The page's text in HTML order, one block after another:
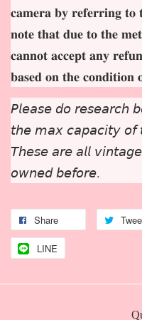
𝐜𝐚𝐦𝐞𝐫𝐚 𝐛𝐲 𝐫𝐞𝐟𝐞𝐫𝐫𝐢𝐧𝐠 𝐭𝐨
𝐧𝐨𝐭𝐞 𝐭𝐡𝐚𝐭 𝐝𝐮𝐞 𝐭𝐨 𝐭𝐡𝐞
𝐜𝐚𝐧𝐧𝐨𝐭 𝐚𝐜𝐜𝐞𝐩𝐭 𝐚𝐧𝐲
𝐛𝐚𝐬𝐞𝐝 𝐨𝐧 𝐭𝐡𝐞 𝐜𝐨𝐧𝐝𝐢𝐭𝐢𝐨𝐧
𝘗𝘭𝘦𝘢𝘴𝘦 𝘥𝘰 𝘳𝘦𝘴𝘦𝘢𝘳𝘤𝘩
𝘵𝘩𝘦 𝘮𝘢𝘹 𝘤𝘢𝘱𝘢𝘤𝘪𝘵𝘺
𝘛𝘩𝘦𝘴𝘦 𝘢𝘳𝘦 𝘢𝘭𝘭
𝘰𝘸𝘯𝘦𝘥 𝘣𝘦𝘧𝘰𝘳𝘦.
Share
LINE